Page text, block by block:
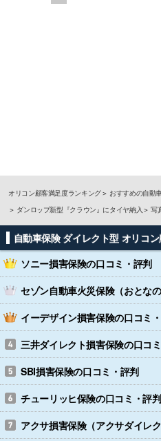
オリコン顧客満足度ランキング おすすめの自動
ダンロップ新型『クラウン』にタイヤ納入
写
自動車保険 ダイレクト型 オリコ
ソニー損害保険の口コミ・評判
セゾン自動車火災保険（おとな
イーデザイン損害保険の口コミ
三井ダイレクト損害保険の口コ
SBI損害保険の口コミ・評判
チューリッヒ保険の口コミ・評判
アクサ損害保険（アクサダイレク